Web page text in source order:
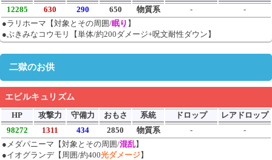
12285
630 290 650 物質系 -
-
●ラリホーマ【対象とその周囲/眠り 】
●ぶきみなコウモリ【単体/約200ダメージ+呪文耐性ダウン】
二獄のお供
エビルキュリズム
HP
攻撃力 守備力 おもさ 系統 ドロップ
レアドロップ
98272
1311 434 2850 物質系 -
-
●メダパニーマ【対象とその周囲/混乱】
●イオグランデ【周囲/約400光ダメージ】